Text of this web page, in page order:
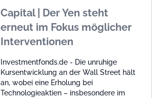
Capital | Der Yen steht
erneut im Fokus möglicher
Interventionen
Investmentfonds.de - Die unruhige
Kursentwicklung an der Wall Street hält
an, wobei eine Erholung bei
Technologieaktien – insbesondere im